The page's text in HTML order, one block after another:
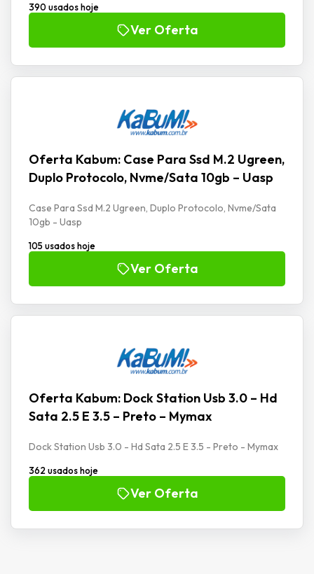
390 usados hoje
Ver Oferta
Oferta Kabum: Case Para Ssd M.2 Ugreen,
Duplo Protocolo, Nvme/Sata 10gb – Uasp
Case Para Ssd M.2 Ugreen, Duplo Protocolo, Nvme/Sata
10gb - Uasp
105 usados hoje
Ver Oferta
Oferta Kabum: Dock Station Usb 3.0 – Hd
Sata 2.5 E 3.5 – Preto – Mymax
Dock Station Usb 3.0 - Hd Sata 2.5 E 3.5 - Preto - Mymax
362 usados hoje
Ver Oferta